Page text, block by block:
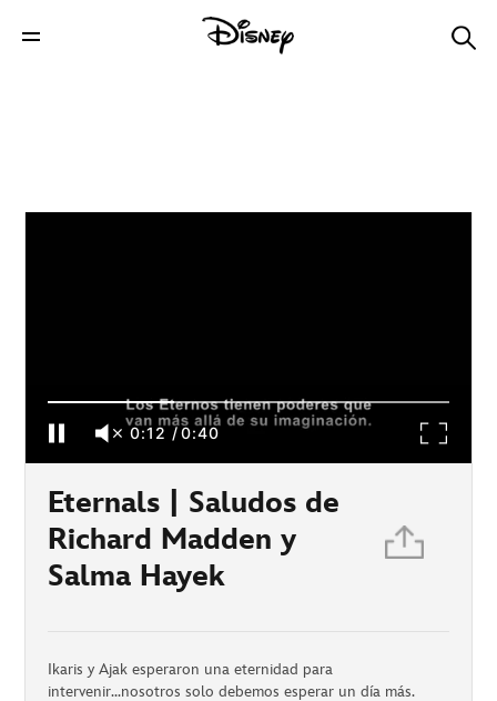
0:12 /0:40
Eternals | Saludos de
Richard Madden y
Salma Hayek
Ikaris y Ajak esperaron una eternidad para
intervenir...nosotros solo debemos esperar un día más.